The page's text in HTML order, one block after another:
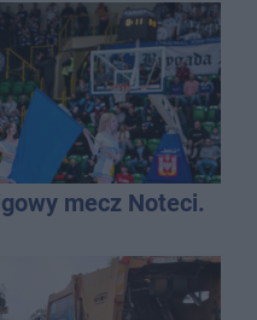
mecz Noteci.